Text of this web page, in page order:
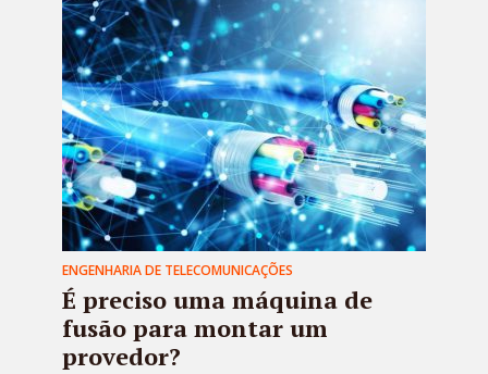
ENGENHARIA DE TELECOMUNICAÇÕES
É preciso uma máquina de
fusão para montar um
provedor?